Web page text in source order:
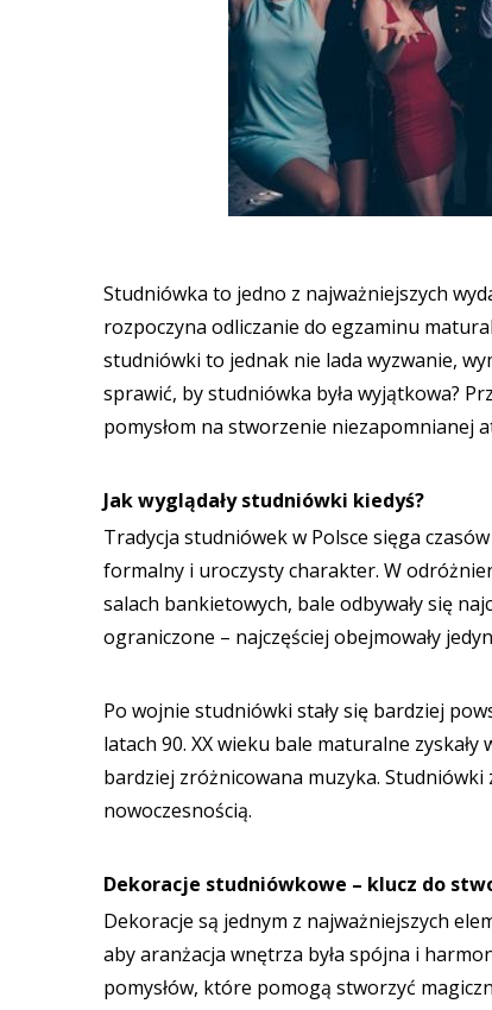
Studniówka to jedno z najważniejszych
rozpoczyna odliczanie do egzaminu
studniówki to jednak nie lada wyzwanie,
sprawić, by studniówka była wyjątkowa?
pomysłom na stworzenie niezapomnianej
Jak wyglądały studniówki kiedyś?
Tradycja studniówek w Polsce sięga
formalny i uroczysty charakter. W
salach bankietowych, bale odbywały się
ograniczone – najczęściej obejmowały
Po wojnie studniówki stały się bardziej
latach 90. XX wieku bale maturalne
bardziej zróżnicowana muzyka. Studniówki
nowoczesnością.
Dekoracje studniówkowe – klucz do
Dekoracje są jednym z najważniejszych
aby aranżacja wnętrza była spójna i
pomysłów, które pomogą stworzyć